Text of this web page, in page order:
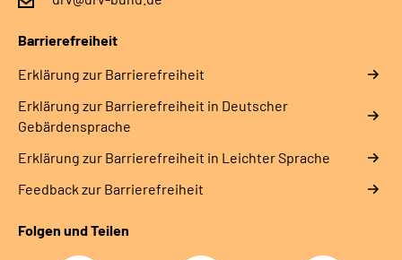
Barrierefreiheit
Erklärung zur Barrierefreiheit
Erklärung zur Barrierefreiheit in Deutscher
Gebärdensprache
Erklärung zur Barrierefreiheit in Leichter Sprache
Feedback zur Barrierefreiheit
Folgen und Teilen